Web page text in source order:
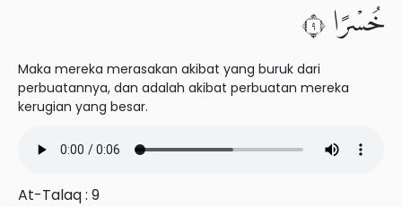
خُسْرًا ٩
Maka mereka merasakan akibat yang buruk dari
perbuatannya, dan adalah akibat perbuatan mereka
kerugian yang besar.
At-Talaq : 9